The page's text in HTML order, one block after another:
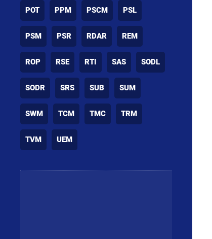
POT PPM PSCM PSL
PSM PSR RDAR REM
ROP RSE RTI SAS SODL
SODR SRS SUB SUM
SWM TCM TMC TRM
TVM UEM